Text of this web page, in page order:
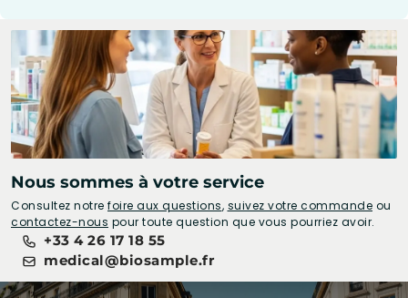
Nous sommes à votre service
Consultez notre foire aux questions, suivez votre commande ou
contactez-nous pour toute question que vous pourriez avoir.
+33 4 26 17 18 55
medical@biosample.fr